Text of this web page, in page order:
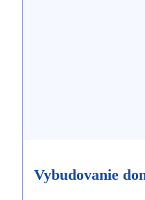
Vybudovanie